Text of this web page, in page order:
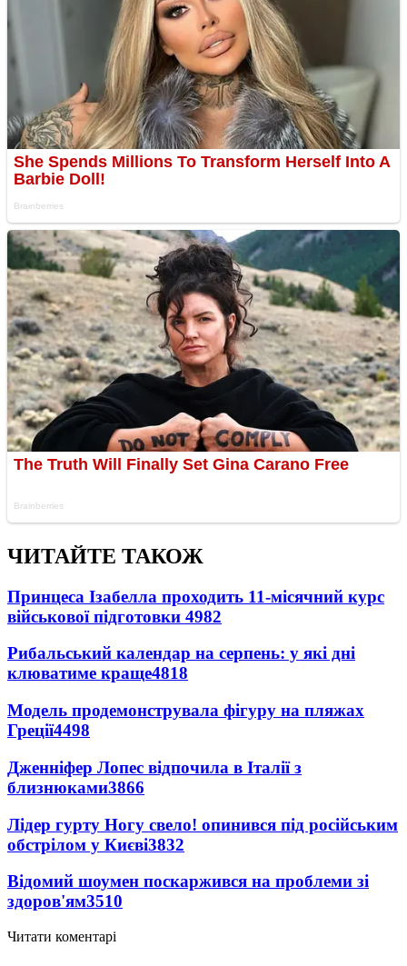
ЧИТАЙТЕ ТАКОЖ
Принцеса Ізабелла проходить 11-місячний курс
військової підготовки 4982
Рибальський календар на серпень: у які дні
клюватиме краще4818
Модель продемонструвала фігуру на пляжах
Греції4498
Дженніфер Лопес відпочила в Італії з
близнюками3866
Лідер гурту Ногу свело! опинився під російським
обстрілом у Києві3832
Відомий шоумен поскаржився на проблеми зі
здоров'ям3510
Читати коментарі